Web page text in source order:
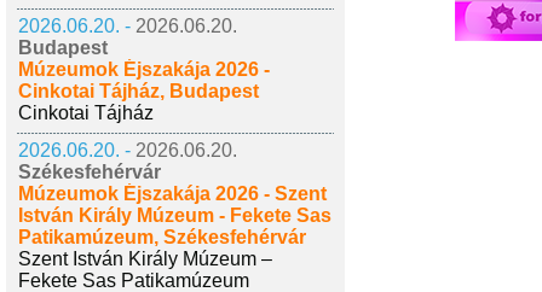
2026.06.20. - 2026.06.20.
Budapest
Múzeumok Éjszakája 2026 -
Cinkotai Tájház, Budapest
Cinkotai Tájház
2026.06.20. - 2026.06.20.
Székesfehérvár
Múzeumok Éjszakája 2026 - Szent
István Király Múzeum - Fekete Sas
Patikamúzeum, Székesfehérvár
Szent István Király Múzeum –
Fekete Sas Patikamúzeum